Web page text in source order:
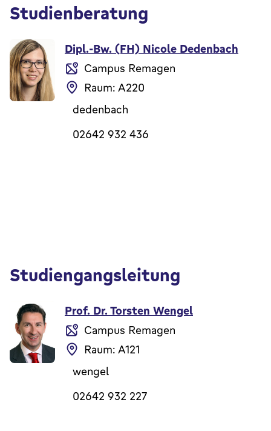
Studienberatung
Dipl.-Bw. (FH) Nicole Dedenbach
Campus Remagen
Raum: A220
dedenbach
02642 932 436
Studiengangsleitung
Prof. Dr. Torsten Wengel
Campus Remagen
Raum: A121
wengel
02642 932 227